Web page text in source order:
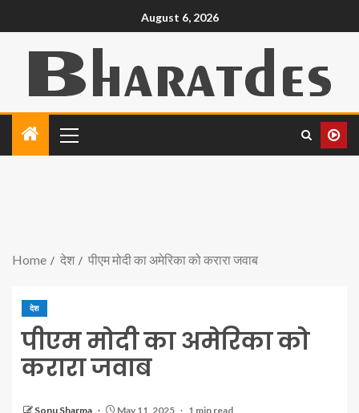
August 6, 2026
Home देश पीएम मोदी का अमेरिका को करारा जवाब
देश
पीएम मोदी का अमेरिका को
करारा जवाब
Sonu Sharma May 11, 2025 1 min read